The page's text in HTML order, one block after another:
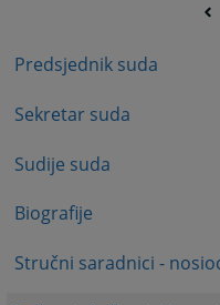
Predsjednik suda
Sekretar suda
Sudije suda
Biografije
Stručni saradnici -